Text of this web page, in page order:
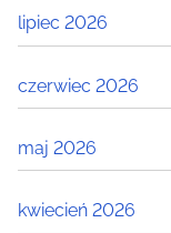
lipiec 2026
czerwiec 2026
maj 2026
kwiecień 2026